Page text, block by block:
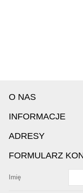
O NAS
INFORMACJE
ADRESY
FORMULARZ
Imię